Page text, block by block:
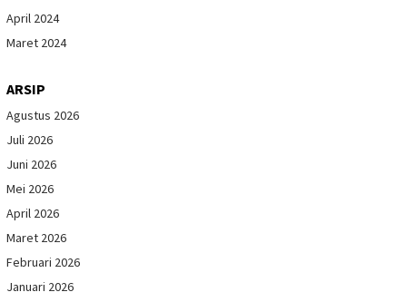
April 2024
Maret 2024
ARSIP
Agustus 2026
Juli 2026
Juni 2026
Mei 2026
April 2026
Maret 2026
Februari 2026
Januari 2026